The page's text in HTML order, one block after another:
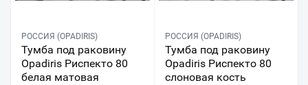
РОССИЯ (OPADIRIS)
Тумба под раковину
Opadiris Риспекто 80
белая матовая
РОССИЯ (OPADIRIS)
Тумба под раковину
Opadiris Риспекто 80
слоновая кость